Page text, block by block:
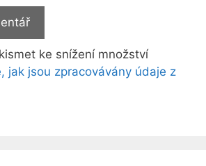
ke snížení množství
jak jsou zpracovávány údaje z